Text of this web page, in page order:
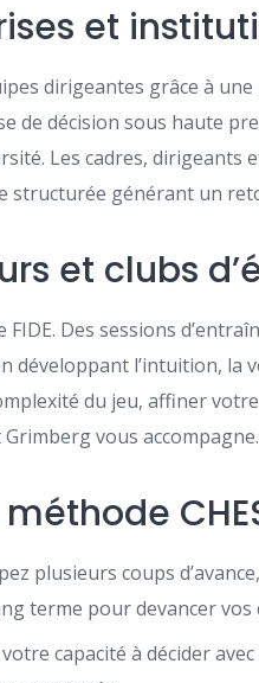
et
dirigeantes grâce à
de décision sous haute
Les cadres,
structurée générant un
et clubs
FIDE. Des sessions
développant l’intuition, la
du jeu, affiner
vous accompagne.
plusieurs coups
terme pour devancer vos
capacité à décider